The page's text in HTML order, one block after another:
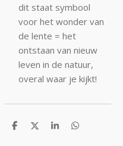
dit staat symbool
voor het wonder van
de lente = het
ontstaan van nieuw
leven in de natuur,
overal waar je kijkt!
D
D
S
D